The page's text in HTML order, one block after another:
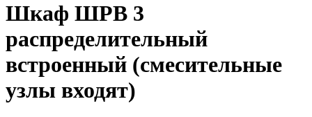
Шкаф ШРВ 3
распределительный
встроенный (смесительные
узлы входят)